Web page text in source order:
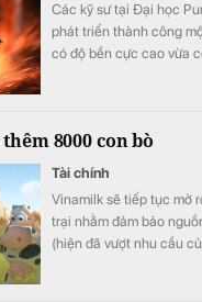
Các kỹ sư tại Đại học
phát triển thành công
có độ bền cực cao vừa
8000 con bò
Tài chính
Vinamilk sẽ tiếp tục mở
trại nhằm đảm bảo
(hiện đã vượt nhu cầu